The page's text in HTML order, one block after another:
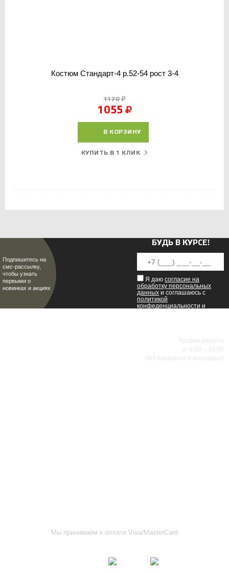
Костюм Стандарт-4 р.52-54 рост 3-4
1170
1055
В КОРЗИНУ
КУПИТЬ В 1 КЛИК
Подпишитесь на
смс-рассылку,
чтобы узнать
первыми о
новинках и акциях
БУДЬ В КУРСЕ!
Я даю согласие на
обработку персональных
данных и соглашаюсь с
политикой
конфеденциальности и
График работы
(с 9.00 – 19.00
без перерыва и выходных)
Мы принимаем к оплате Visa/MasterCard